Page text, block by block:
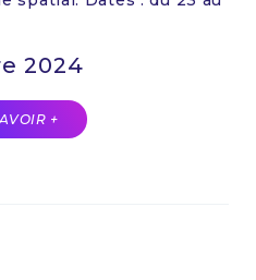
2024
+